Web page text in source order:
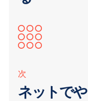
次
ネットで